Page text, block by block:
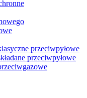
przeciwpyłowe
przeciwpyłowe